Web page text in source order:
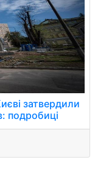
затвердили
подробиці